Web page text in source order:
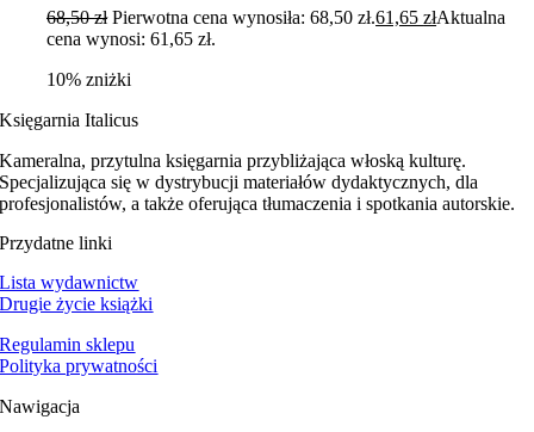
68,50zł Pierwotna cena wynosiła: 68,50 zł.61,65złAktualna
cena wynosi: 61,65 zł.
10% zniżki
Księgarnia Italicus
Kameralna, przytulna księgarnia przybliżająca włoską kulturę.
Specjalizująca się w dystrybucji materiałów dydaktycznych, dla
profesjonalistów, a także oferująca tłumaczenia i spotkania autorskie.
Przydatne linki
Lista wydawnictw
Drugie życie książki
Regulamin sklepu
Polityka prywatności
Nawigacja